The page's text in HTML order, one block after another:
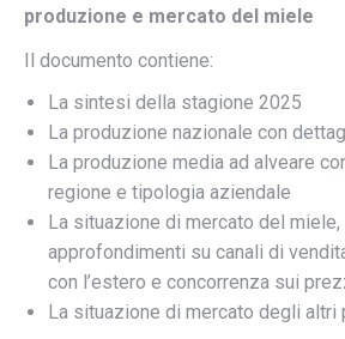
produzione e mercato del miele
Il documento contiene:
La sintesi della stagione 2025
La produzione nazionale con
La produzione media ad alveare
regione e tipologia aziendale
La situazione di mercato del miele,
approfondimenti su canali di
con l’estero e concorrenza sui
La situazione di mercato degli altri